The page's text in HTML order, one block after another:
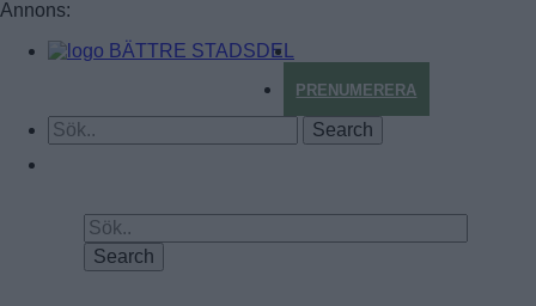
Annons:
BÄTTRE STADSDEL
PRENUMERERA